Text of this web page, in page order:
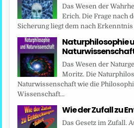
Das Wesen der
Erich. Die Frage nach
Sicherung liegt dem nach Erkenntnis
Naturphilosophie
Das Wesen der
Moritz. Die
Naturwissenschaft wie die
Wissenschaft...
Wie der Zufall zu
Das Gesetz im Zufall.